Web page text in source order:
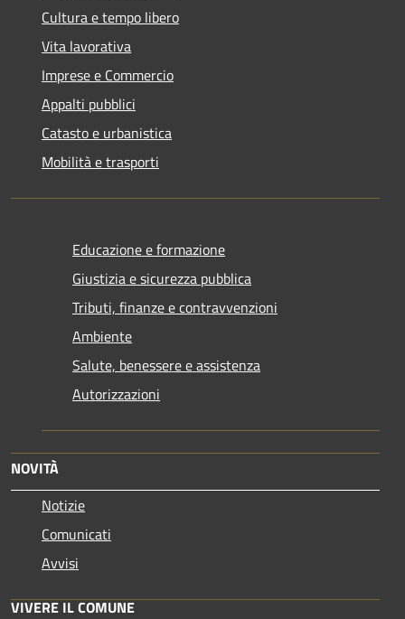
Cultura e tempo libero
Vita lavorativa
Imprese e Commercio
Appalti pubblici
Catasto e urbanistica
Mobilità e trasporti
Educazione e formazione
Giustizia e sicurezza pubblica
Tributi, finanze e contravvenzioni
Ambiente
Salute, benessere e assistenza
Autorizzazioni
NOVITÀ
Notizie
Comunicati
Avvisi
VIVERE IL COMUNE